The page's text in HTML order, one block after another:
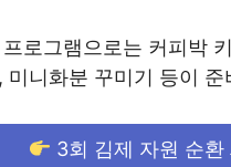
로그램으로는 커피박
미니화분 꾸미기 등이
3회 김제 자원 순환